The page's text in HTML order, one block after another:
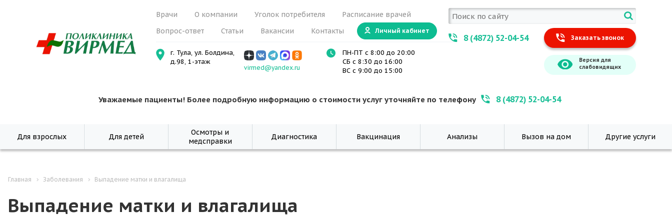
Врачи О компании Уголок потребителя
Расписание врачей
Вопрос-ответ
Статьи Вакансии Контакты Личный кабинет
г. Тула, ул. Болдина,
д.98, 1-этаж
virmed@yandex.ru
ПН-ПТ с 8:00 до 20:00
СБ с 8:30 до 16:00
ВС с 9:00 до 15:00
8 (4872) 52-04-54 Заказать звонок
Версия для
слабовидящих
Уважаемые пациенты! Более подробную информацию о стоимости услуг уточняйте по телефону 8 (4872) 52-04-54
Для взрослых Для детей
Осмотры и
медсправки
Диагностика Вакцинация Анализы Вызов на дом Другие услуги
Главная Заболевания Выпадение матки и влагалища
Выпадение матки и влагалища